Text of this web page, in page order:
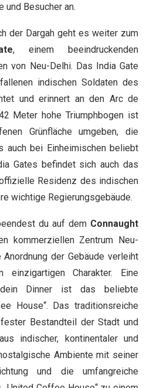
und Besucher an.
der Dargah geht es weiter zum
, einem beeindruckenden
von Neu-Delhi. Das India Gate
indischen Soldaten des
und erinnert an den Arc de
Meter hohe Triumphbogen ist
Grünfläche umgeben, die
auch bei Einheimischen beliebt
Gates befindet sich auch das
Residenz des indischen
wichtige Regierungsgebäude.
du auf dem Connaught
kommerziellen Zentrum Neu-
der Gebäude verleiht
einzigartigen Charakter. Eine
Dinner ist das beliebte
House“. Das traditionsreiche
Bestandteil der Stadt und
indischer, kontinentaler und
Ambiente mit seiner
und die umfangreiche